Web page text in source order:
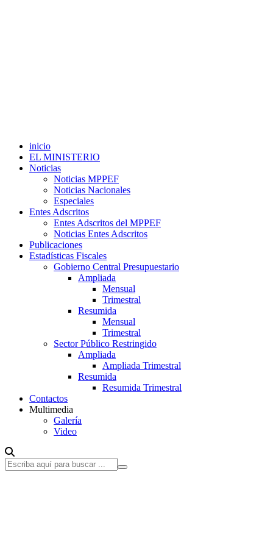
inicio
EL MINISTERIO
Noticias
Noticias MPPEF
Noticias Nacionales
Especiales
Entes Adscritos
Entes Adscritos del MPPEF
Noticias Entes Adscritos
Publicaciones
Estadísticas Fiscales
Gobierno Central Presupuestario
Ampliada
Mensual
Trimestral
Resumida
Mensual
Trimestral
Sector Público Restringido
Ampliada
Ampliada Trimestral
Resumida
Resumida Trimestral
Contactos
Multimedia
Galería
Video